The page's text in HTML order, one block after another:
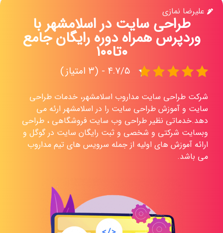
علیرضا نمازی
طراحی سایت در اسلامشهر با
وردپرس همراه دوره رایگان جامع
۰تا۱۰۰
۴.۷/۵ - (۳ امتیاز)
شرکت طراحی سایت مداروب اسلامشهر، خدمات طراحی
سایت و آموزش طراحی سایت را در اسلامشهر ارئه می
دهد.خدماتی نظیر طراحی وب سایت فروشگاهی ، طراحی
وبسایت شرکتی و شخصی و ثبت رایگان سایت در گوگل و
ارائه آموزش های اولیه از جمله سرویس های تیم مداروب
می باشد.